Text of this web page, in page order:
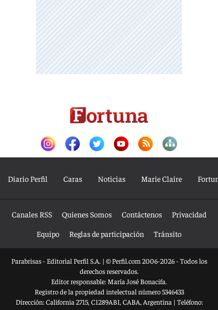
Diario Perfil Caras Noticias Marie Claire
Canales RSS Quienes Somos Contáctenos
Privacidad
Equipo
Reglas de participación Tránsito
Parabrisas - Editorial Perfil S.A. | © Perfil.com 2006-2026 - Todos los
derechos reservados.
Editor responsable: María José Bonacifa.
Registro de la propiedad intelectual número 5346433
Dirección:California 2715, C1289ABI, CABA, Argentina | Teléfono: